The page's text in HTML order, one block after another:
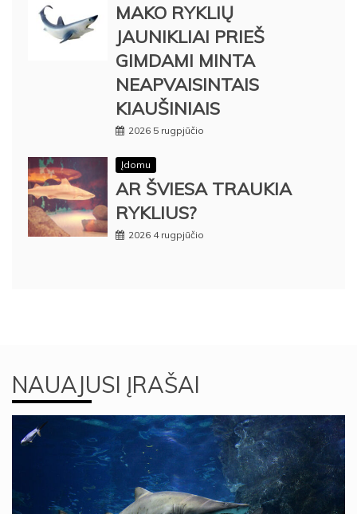
MAKO RYKLIŲ
JAUNIKLIAI PRIEŠ
GIMDAMI MINTA
NEAPVAISINTAIS
KIAUŠINIAIS
2026 5 rugpjūčio
Įdomu
AR ŠVIESA TRAUKIA
RYKLIUS?
2026 4 rugpjūčio
NAUAJUSI ĮRAŠAI